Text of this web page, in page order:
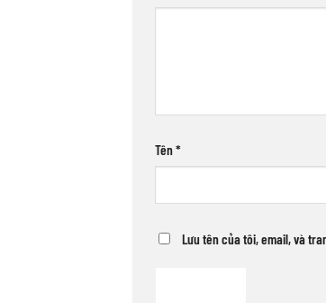
Tên*
Lưu tên của tôi, email, và